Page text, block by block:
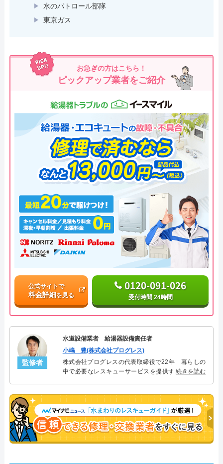
水のパトロール部隊
東京ガス
お急ぎの方はこちら！
ピックアップ業者をご紹介
公式サイトで
料金詳細を見る
0120-091-026
受付時間 24時間
監修者
水道設備業者 給湯器設備責任者
小嶋 豊(株式会社プログレス)
株式会社プログレスの代表取締役で22年 暮らしの
中で必要なレスキューサービスを提供する株式会社
決。多くのお客様に信頼される「給湯器」のスペシ
ャリスト。
続きを読む